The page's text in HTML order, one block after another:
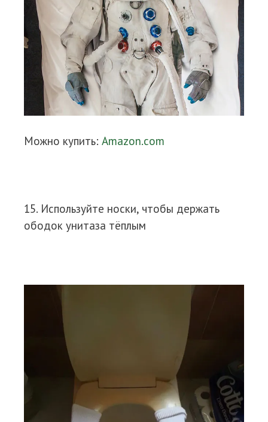
Можно купить: Amazon.com
15. Используйте носки, чтобы держать
ободок унитаза тёплым